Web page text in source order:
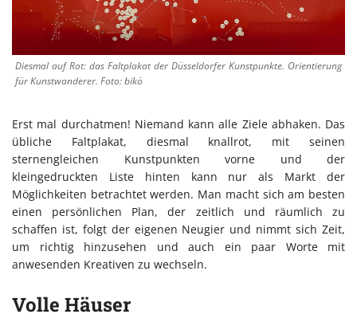
Diesmal auf Rot: das Faltplakat der Düsseldorfer Kunstpunkte. Orientierung
für Kunstwanderer. Foto: bikö
Erst mal durchatmen! Niemand kann alle Ziele abhaken. Das
übliche Faltplakat, diesmal knallrot, mit seinen
sternengleichen Kunstpunkten vorne und der
kleingedruckten Liste hinten kann nur als Markt der
Möglichkeiten betrachtet werden. Man macht sich am besten
einen persönlichen Plan, der zeitlich und räumlich zu
schaffen ist, folgt der eigenen Neugier und nimmt sich Zeit,
um richtig hinzusehen und auch ein paar Worte mit
anwesenden Kreativen zu wechseln.
Volle Häuser